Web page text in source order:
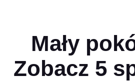
Mały
Zobacz 5